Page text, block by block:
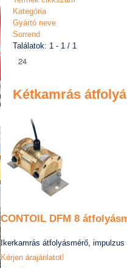
Kategória
Gyártó neve
Sorrend
Találatok: 1 - 1 / 1
Kétkamrás
CONTOIL DFM 8
Ikerkamrás átfolyásmérő,
Kérjen árajánlatot!